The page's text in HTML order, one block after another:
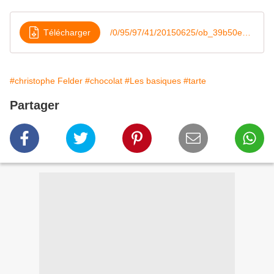
Télécharger
#christophe Felder #chocolat #Les basiques #tarte
Partager